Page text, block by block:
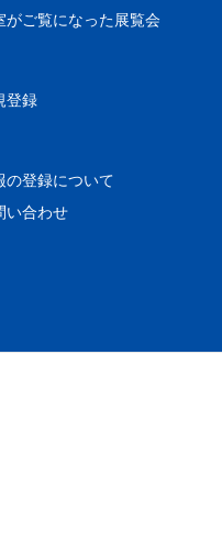
がご覧になった展覧会
登録
の登録について
い合わせ